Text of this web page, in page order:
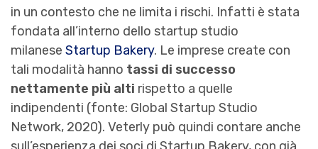
in un contesto che ne limita i rischi. Infatti è stata
fondata all’interno dello startup studio
milanese Startup Bakery. Le imprese create con
tali modalità hanno tassi di successo
nettamente più alti rispetto a quelle
indipendenti (fonte: Global Startup Studio
Network, 2020). Veterly può quindi contare anche